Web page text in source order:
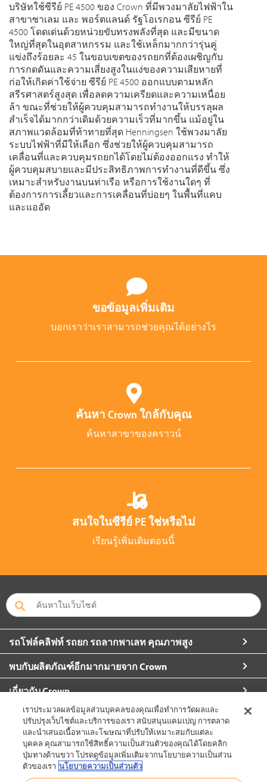
บริษัทใช้ซีรีย์ PE 4500 ของ Crown ที่มีพวงมาลัยไฟฟ้าใน
สาขาซาเลม และ พอร์ตแลนด์ รัฐโอเรกอน ซีรีย์ PE
4500 โดดเด่นด้วยหน่วยขับทรงพลังที่สุด และมีขนาด
ใหญ่ที่สุดในอุตสาหกรรม และใช้เหล็กมากกว่ารุ่นคู่
แข่งถึงร้อยละ 45 ในขอบเขตของรถยกที่ต้องเผชิญกับ
การกดดันและความเสี่ยงสูงในแง่ของความเสียหายที่
ก่อให้เกิดค่าใช้จ่าย ซีรีย์ PE 4500 ออกแบบตามหลัก
สรีรศาสตร์สูงสุด เพื่อลดความเครียดและความเหนื่อย
ล้า ขณะที่ช่วยให้ผู้ควบคุมสามารถทำงานให้บรรลุผล
สำเร็จได้มากกว่าเดิมด้วยความเร็วที่มากขึ้น แม้อยู่ใน
สภาพแวดล้อมที่ท้าทายที่สุด Henningsen ใช้พวงมาลัย
ระบบไฟฟ้าที่มีให้เลือก ซึ่งช่วยให้ผู้ควบคุมสามารถ
เคลื่อนที่และควบคุมรถยกได้โดยไม่ต้องออกแรง ทำให้
ผู้ควบคุมสบายและมีประสิทธิภาพการทำงานที่ดีขึ้น ซึ่ง
เหมาะสำหรับงานบนท่าเรือ หรือการใช้งานใดๆ ที่
ต้องการการเลี้ยวและการเคลื่อนที่บ่อยๆ ในพื้นที่แคบ
และแออัด
ขอข้อมูลเพิ่มเติม
บอกเราว่าเราสามารถช่วยคุณได้อย่างไร
ค้นหา Crown ใกล้กับคุณ
ค้นหาสาขาของคราวน์
สนใจในซีรีย์ PE ใช่หรือไม่
เรียนรู้เพิ่มเติมตอนนี้
รถโฟล์คลิฟท์ รถยก รถลากพาเลท คุณภาพสูง
พบกับผลิตภัณฑ์อีกมากมายจาก Crown
เกี่ยวกับ Crown
ขอข้อมูลเพิ่มเติม
ประเทศไทย (เปลี่ยน)
เราประมวลผลข้อมูลส่วนบุคคลของคุณเพื่อทำการวัดผลและ
ปรับปรุงเว็บไซต์และบริการของเรา สนับสนุนแคมเปญ การตลาด
และนำเสนอเนื้อหาและโฆษณาที่ปรับให้เหมาะสมกับแต่ละ
บุคคล คุณสามารถใช้สิทธิ์ความเป็นส่วนตัวของคุณได้โดยคลิก
ปุ่มทางด้านขวา โปรดดูข้อมูลเพิ่มเติมจากนโยบายความเป็นส่วน
ตัวของเรา นโยบายความเป็นส่วนตัว